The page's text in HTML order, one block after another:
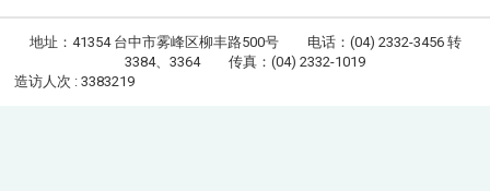
地址：41354 台中市雾峰区柳丰路500号 电话：(04) 2332-3456 转
3384、3364 传真：(04) 2332-1019
造访人次 : 3383219